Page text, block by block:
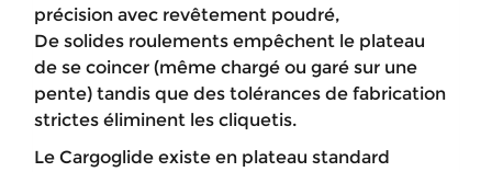
précision avec revêtement poudré,
De solides roulements empêchent le plateau
de se coincer (même chargé ou garé sur une
pente) tandis que des tolérances de fabrication
strictes éliminent les cliquetis.
Le Cargoglide existe en plateau standard